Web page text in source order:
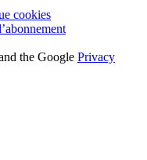
cookies
the Google Privacy